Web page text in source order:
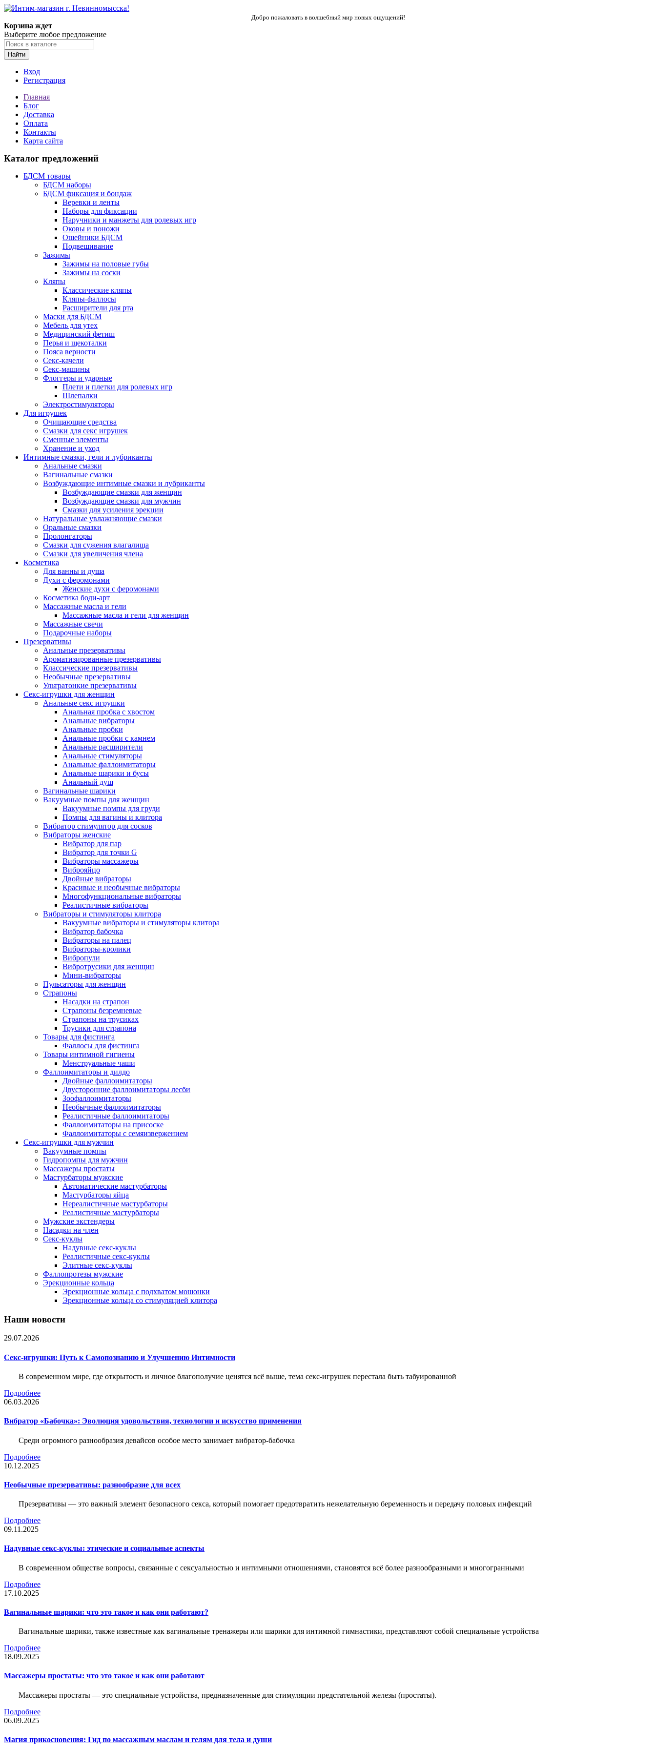
Добро пожаловать в волшебный мир новых ощущений!
Корзина ждет
Выберите любое предложение
Найти
Вход
Регистрация
Главная
Блог
Доставка
Оплата
Контакты
Карта сайта
Каталог предложений
БДСМ товары
БДСМ наборы
БДСМ фиксация и бондаж
Веревки и ленты
Наборы для фиксации
Наручники и манжеты для ролевых игр
Оковы и поножи
Ошейники БДСМ
Подвешивание
Зажимы
Зажимы на половые губы
Зажимы на соски
Кляпы
Классические кляпы
Кляпы-фаллосы
Расширители для рта
Маски для БДСМ
Мебель для утех
Медицинский фетиш
Перья и щекоталки
Пояса верности
Секс-качели
Секс-машины
Флоггеры и ударные
Плети и плетки для ролевых игр
Шлепалки
Электростимуляторы
Для игрушек
Очищающие средства
Смазки для секс игрушек
Сменные элементы
Хранение и уход
Интимные смазки, гели и лубриканты
Анальные смазки
Вагинальные смазки
Возбуждающие интимные смазки и лубриканты
Возбуждающие смазки для женщин
Возбуждающие смазки для мужчин
Смазки для усиления эрекции
Натуральные увлажняющие смазки
Оральные смазки
Пролонгаторы
Смазки для сужения влагалища
Смазки для увеличения члена
Косметика
Для ванны и душа
Духи с феромонами
Женские духи с феромонами
Косметика боди-арт
Массажные масла и гели
Массажные масла и гели для женщин
Массажные свечи
Подарочные наборы
Презервативы
Анальные презервативы
Ароматизированные презервативы
Классические презервативы
Необычные презервативы
Ультратонкие презервативы
Секс-игрушки для женщин
Анальные секс игрушки
Анальная пробка с хвостом
Анальные вибраторы
Анальные пробки
Анальные пробки с камнем
Анальные расширители
Анальные стимуляторы
Анальные фаллоимитаторы
Анальные шарики и бусы
Анальный душ
Вагинальные шарики
Вакуумные помпы для женщин
Вакуумные помпы для груди
Помпы для вагины и клитора
Вибратор стимулятор для сосков
Вибраторы женские
Вибратор для пар
Вибратор для точки G
Вибраторы массажеры
Виброяйцо
Двойные вибраторы
Красивые и необычные вибраторы
Многофункциональные вибраторы
Реалистичные вибраторы
Вибраторы и стимуляторы клитора
Вакуумные вибраторы и стимуляторы клитора
Вибратор бабочка
Вибраторы на палец
Вибраторы-кролики
Вибропули
Вибротрусики для женщин
Мини-вибраторы
Пульсаторы для женщин
Страпоны
Насадки на страпон
Страпоны безремневые
Страпоны на трусиках
Трусики для страпона
Товары для фистинга
Фаллосы для фистинга
Товары интимной гигиены
Менструальные чаши
Фаллоимитаторы и дилдо
Двойные фаллоимитаторы
Двусторонние фаллоимитаторы лесби
Зоофаллоимитаторы
Необычные фаллоимитаторы
Реалистичные фаллоимитаторы
Фаллоимитаторы на присоске
Фаллоимитаторы с семяизвержением
Секс-игрушки для мужчин
Вакуумные помпы
Гидропомпы для мужчин
Массажеры простаты
Мастурбаторы мужские
Автоматические мастурбаторы
Мастурбаторы яйца
Нереалистичные мастурбаторы
Реалистичные мастурбаторы
Мужские экстендеры
Насадки на член
Секс-куклы
Надувные секс-куклы
Реалистичные секс-куклы
Элитные секс-куклы
Фаллопротезы мужские
Эрекционные кольца
Эрекционные кольца с подхватом мошонки
Эрекционные кольца со стимуляцией клитора
Наши новости
29.07.2026
Секс-игрушки: Путь к Самопознанию и Улучшению Интимности
В современном мире, где открытость и личное благополучие ценятся всё выше, тема секс-игрушек перестала быть табуированной
Подробнее
06.03.2026
Вибратор «Бабочка»: Эволюция удовольствия, технологии и искусство применения
Среди огромного разнообразия девайсов особое место занимает вибратор-бабочка
Подробнее
10.12.2025
Необычные презервативы: разнообразие для всех
Презервативы — это важный элемент безопасного секса, который помогает предотвратить нежелательную беременность и передачу половых инфекций
Подробнее
09.11.2025
Надувные секс-куклы: этические и социальные аспекты
В современном обществе вопросы, связанные с сексуальностью и интимными отношениями, становятся всё более разнообразными и многогранными
Подробнее
17.10.2025
Вагинальные шарики: что это такое и как они работают?
Вагинальные шарики, также известные как вагинальные тренажеры или шарики для интимной гимнастики, представляют собой специальные устройства
Подробнее
18.09.2025
Массажеры простаты: что это такое и как они работают
Массажеры простаты — это специальные устройства, предназначенные для стимуляции предстательной железы (простаты).
Подробнее
06.09.2025
Магия прикосновения: Гид по массажным маслам и гелям для тела и души